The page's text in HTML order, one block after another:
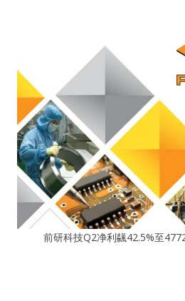
前研科技Q2净利飊42.5%至